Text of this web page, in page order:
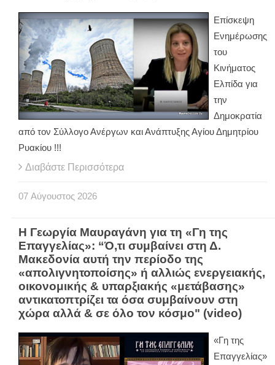
Επίσκεψη
Ενημέρωσης
του
Κινήματος
Ελπίδα για
την
Δημοκρατία
από τον Σύλλογο Ανέργων και Ανάπτυξης Αγίου Δημητρίου
Ρυακίου !!!
Διαβάστε Περισσότερα
07 Αύγουστος 2026
Η Γεωργία Μαυραγάνη για τη «Γη της
Επαγγελίας»: “Ό,τι συμβαίνει στη Δ.
Μακεδονία αυτή την περίοδο της
«απολιγνητοποίσης» ή αλλιώς ενεργειακής,
οικονομικής & υπαρξιακής «μετάβασης»
αντικατοπτρίζει τα όσα συμβαίνουν στη
χώρα αλλά & σε όλο τον κόσμο" (video)
«Γη της
Επαγγελίας»